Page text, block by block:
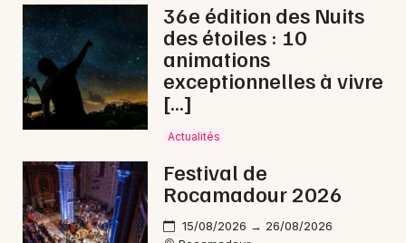
46 - Lot
Choisir mes départements
Je m'abonne
36e édition des Nuits
des étoiles : 10
animations
exceptionnelles à vivre
[…]
Actualités
Festival de
Rocamadour 2026
15/08/2026 → 26/08/2026